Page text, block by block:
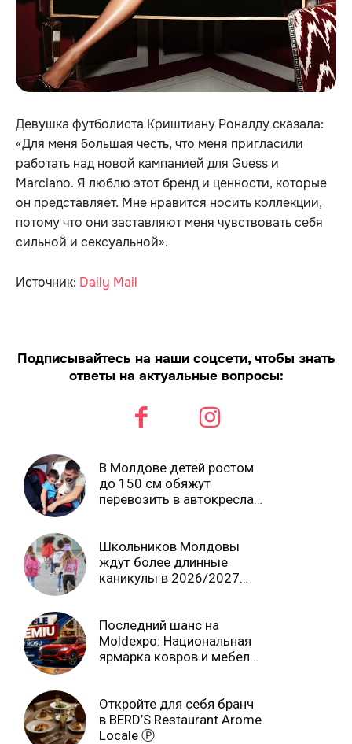
Девушка футболиста Криштиану Роналду сказала:
«Для меня большая честь, что меня пригласили
работать над новой кампанией для Guess и
Marciano. Я люблю этот бренд и ценности, которые
он представляет. Мне нравится носить коллекции,
потому что они заставляют меня чувствовать себя
сильной и сексуальной».
Источник: Daily Mail
Подписывайтесь на наши соцсети, чтобы знать
ответы на актуальные вопросы:
В Молдове детей ростом
до 150 см обяжут
перевозить в автокреслах
Школьников Молдовы
ждут более длинные
каникулы в 2026/2027
Последний шанс на
Moldexpo: Национальная
ярмарка ковров и мебели
Откройте для себя бранч
в BERD’S Restaurant Arome
Locale Ⓟ